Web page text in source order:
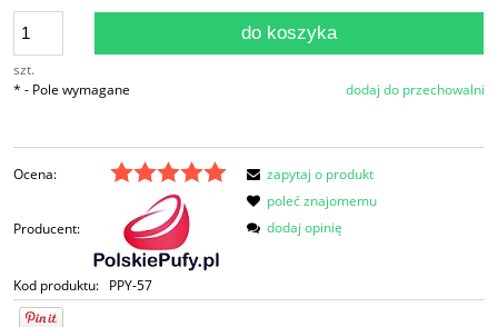
szt.
do koszyka
dodaj do przechowalni
* - Pole wymagane
Ocena:
Producent:
Kod produktu: PPY-57
zapytaj o produkt
poleć znajomemu
dodaj opinię